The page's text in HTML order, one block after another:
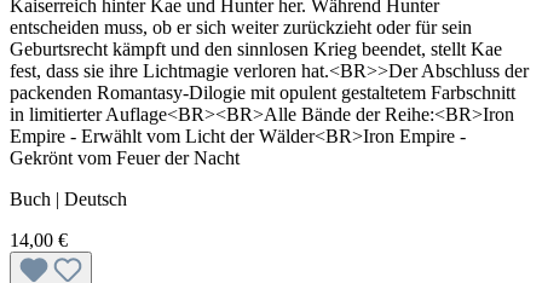
Kaiserreich hinter Kae und Hunter her. Während Hunter
entscheiden muss, ob er sich weiter zurückzieht oder für sein
Geburtsrecht kämpft und den sinnlosen Krieg beendet, stellt Kae
fest, dass sie ihre Lichtmagie verloren hat.<BR>>Der Abschluss der
packenden Romantasy-Dilogie mit opulent gestaltetem Farbschnitt
in limitierter Auflage<BR><BR>Alle Bände der Reihe:<BR>Iron
Empire - Erwählt vom Licht der Wälder<BR>Iron Empire -
Gekrönt vom Feuer der Nacht
Buch | Deutsch
14,00 €